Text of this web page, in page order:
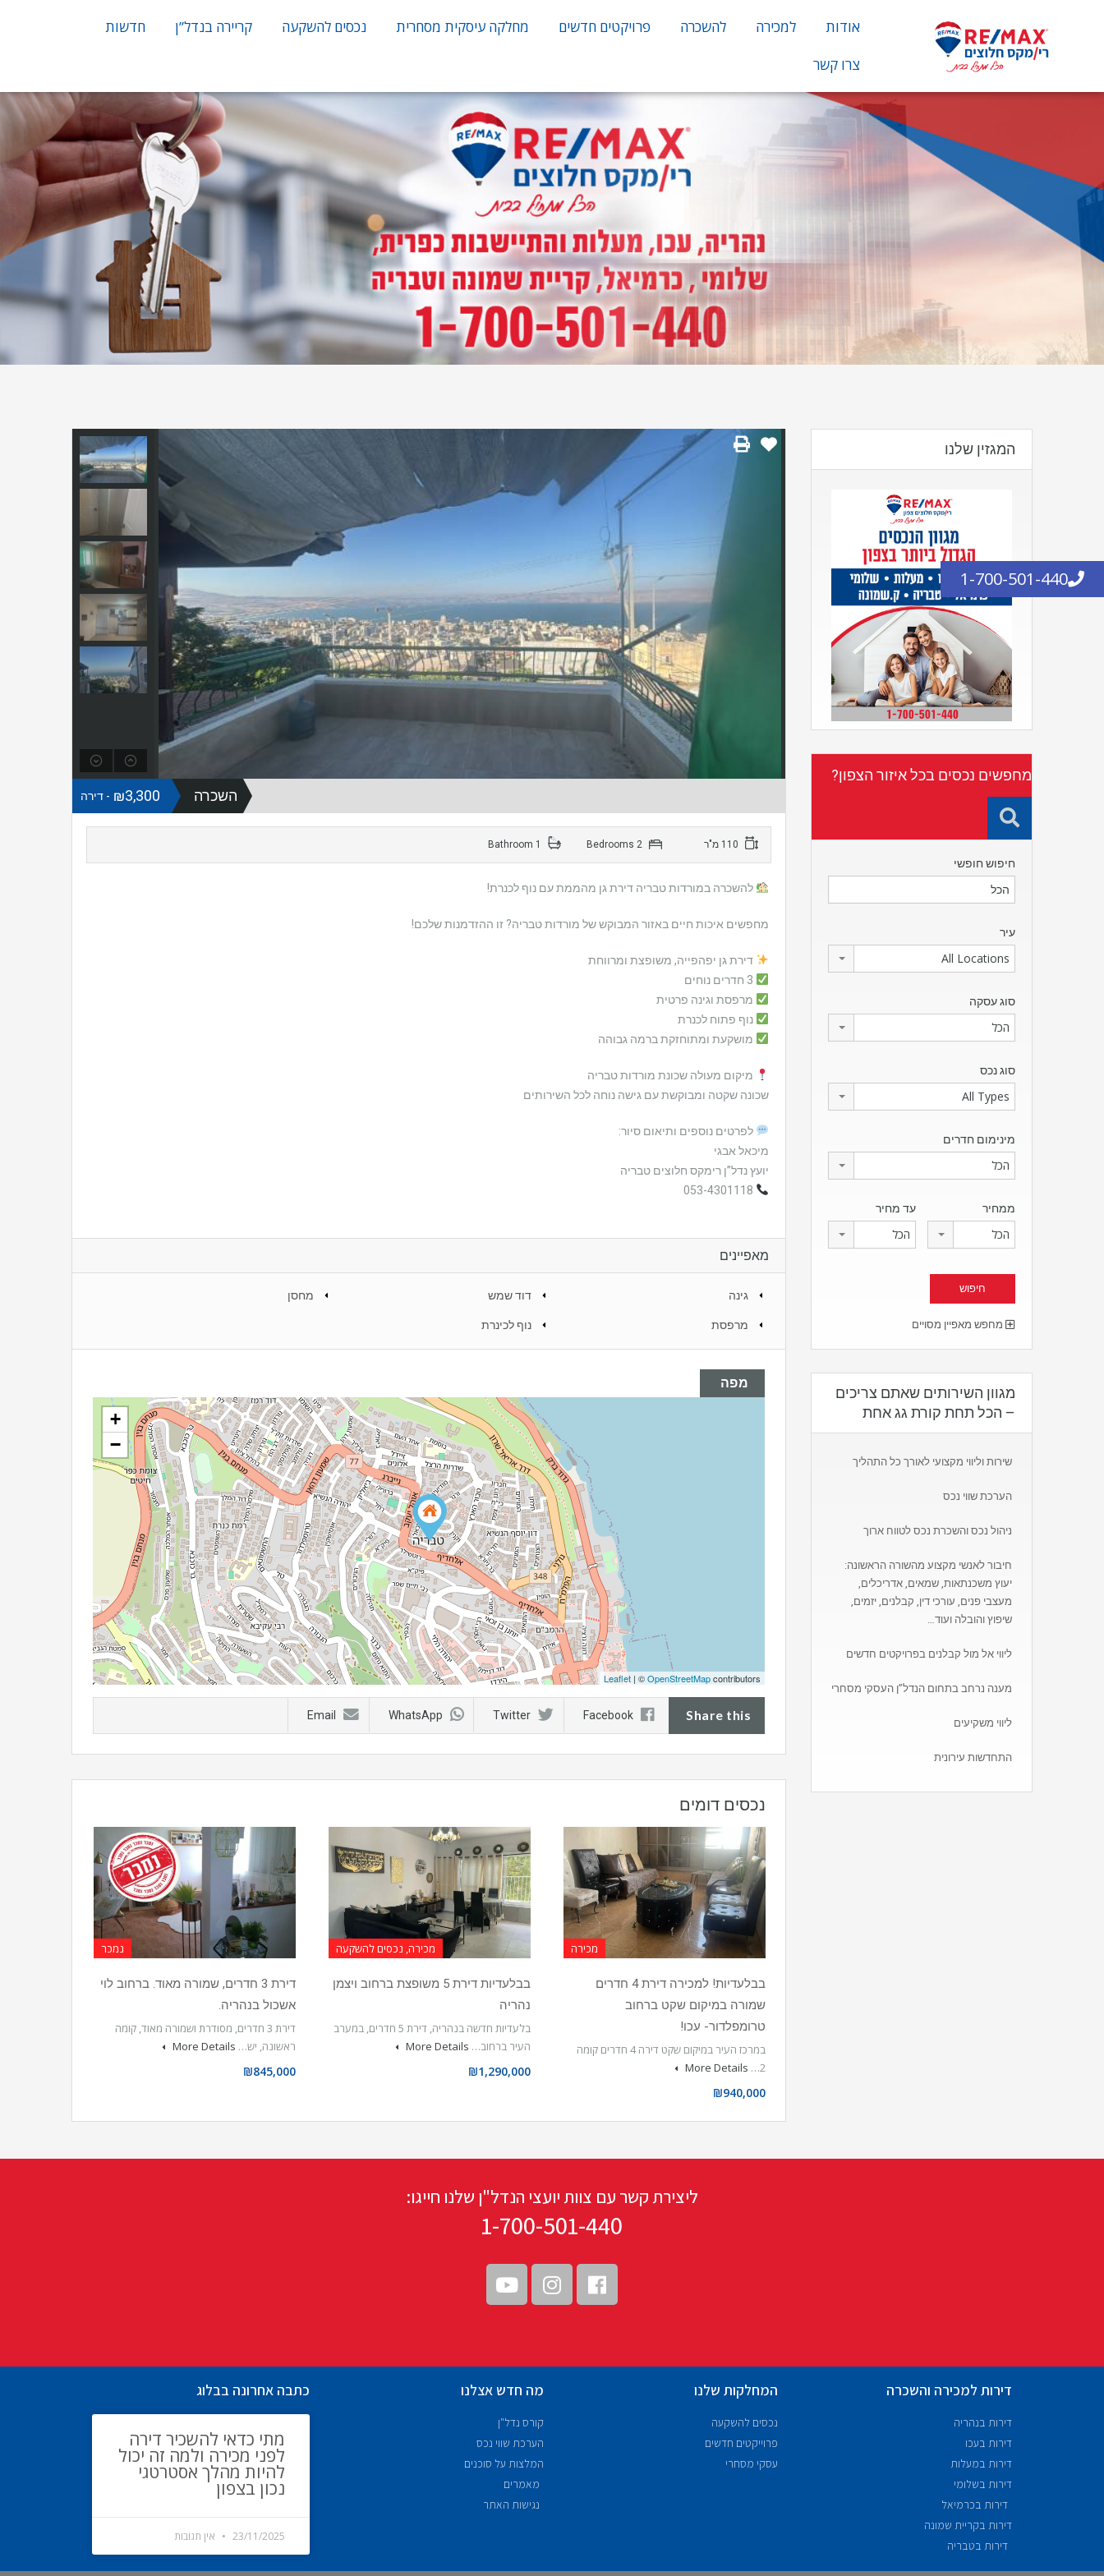
אודות למכירה להשכרה פרויקטים חדשים מחלקה עיסקית מסחרית נכסים להשקעה קריירה בנדל”ן
חדשות
צרו קשר
השכרה ₪3,300 - דירה
להשכרה במורדות טבריה דירת גן מהממת עם נוף לכנרת!
מחפשים איכות חיים באזור המבוקש של מורדות טבריה? זו ההזדמנות שלכם!
דירת גן יפהפייה, משופצת ומרווחת
מרפסת וגינה פרטית
נוף פתוח לכנרת
מושקעת ומתוחזקת ברמה גבוהה
מיקום מעולה שכונת מורדות טבריה
שכונה שקטה ומבוקשת עם גישה נוחה לכל השירותים
לפרטים נוספים ותיאום סיור:
מיכאל אבגי
יועץ נדל”ן רימקס חלוצים טבריה
מאפיינים
גינה דוד שמש מחסן
מרפסת נוף לכינרת
מפה
+
−
Leaflet | ©OpenStreetMapcontributors
Share this
Facebook
Twitter
WhatsApp
Email
נכסים דומים
מכירה
בבלעדיות! למכירה דירת 4 חדרים
שמורה במיקום שקט ברחוב
טרומפלדור- עכו!
במרכז העיר במיקום שקט דירה 4 חדרים קומה
2…
More Details
₪940,000
מכירה, נכסים להשקעה
בבלעדיות דירת 5 משופצת ברחוב ויצמן
נהריה
בלעדיות חדשה בנהריה, דירת 5 חדרים, במערב
העיר ברחוב… More Details
₪1,290,000
נמכר
דירת 3 חדרים, שמורה מאוד. ברחוב לוי
אשכול בנהריה.
דירת 3 חדרים, מסודרת ושמורה מאוד, קומה
ראשונה, יש… More Details
₪845,000
המגזין שלנו
מחפשים נכסים בכל איזור הצפון?
חיפוש חופשי
עיר
All Locations
סוג עסקה
הכל
סוג נכס
All Types
מינימום חדרים
הכל
ממחיר
הכל
עד מחיר
הכל
מחפש מאפיין מסויים
מגוון השירותים שאתם צריכים
– הכל תחת קורת גג אחת
שירות וליווי מקצועי לאורך כל התהליך
הערכת שווי נכס
ניהול נכס והשכרת נכס לטווח ארוך
חיבור לאנשי מקצוע מהשורה הראשונה:
יעוץ משכנתאות, שמאים, אדריכלים,
מעצבי פנים, עורכי דין, קבלנים, יזמים,
שיפוץ והובלה ועוד…
ליווי אל מול קבלנים בפרויקטים חדשים
מענה נרחב בתחום הנדל”ן העסקי מסחרי
ליווי משקיעים
התחדשות עירונית
ליצירת קשר עם צוות יועצי הנדל"ן שלנו חייגו:
1-700-501-440
1-700-501-440
דירות למכירה והשכרה
דירות בנהריה
דירות בעכו
דירות במעלות
דירות בשלומי
דירות בכרמיאל
דירות בקריית שמונה
דירות בטבריה
המחלקות שלנו
נכסים להשקעה
פרוייקטים חדשים
עסקי מסחרי
מה חדש אצלנו
קורס נדל"ן
הערכת שווי נכס
המלצות על סוכנים
מאמרים
נגישות האתר
כתבה אחרונה בבלוג
מתי כדאי להשכיר דירה
לפני מכירה ולמה זה יכול
להיות מהלך אסטרטגי
נכון בצפון
23/11/2025 אין תגובות